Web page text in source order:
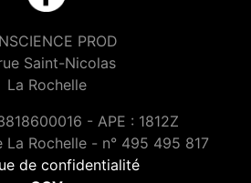
PROD
Saint-Nicolas
La Rochelle
- APE : 1812Z
La Rochelle - n° 495 495 817
de confidentialité